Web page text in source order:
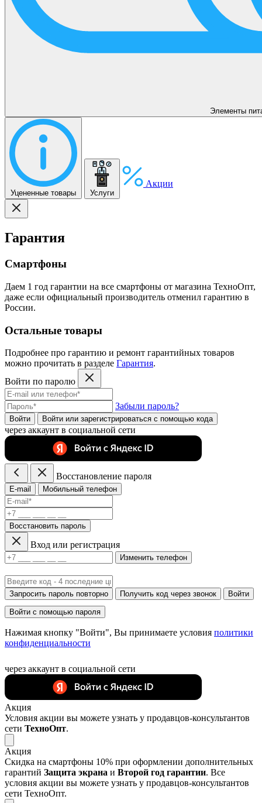
Элементы
Уцененные товары Услуги
Акции
Гарантия
Смартфоны
Даем 1 год гарантии на все смартфоны от магазина ТехноОпт,
даже если официальный производитель отменил гарантию в
России.
Остальные товары
Подробнее про гарантию и ремонт гарантийных товаров
можно прочитать в разделе Гарантия.
Войти по паролю
Забыли пароль?
Войти Войти или зарегистрироватьcя с помощью кода
через аккаунт в социальной сети
Восстановление пароля
E-mail Мобильный телефон
Восстановить пароль
Вход или регистрация
Изменить телефон
Запросить пароль повторно Получить код через звонок Войти
Войти с помощью пароля
Нажимая кнопку "Войти", Вы принимаете условия политики
конфиденциальности
через аккаунт в социальной сети
Акция
Условия акции вы можете узнать у продавцов-консультантов
сети ТехноОпт.
Акция
Скидка на смартфоны 10% при оформлении дополнительных
гарантий Защита экрана и Второй год гарантии. Все
условия акции вы можете узнать у продавцов-консультантов
сети ТехноОпт.